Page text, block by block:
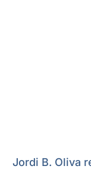
Jordi B. Oliva